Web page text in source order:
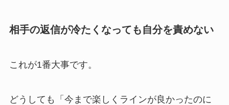
相手の返信が冷たくなっても自分を責めない
これが1番大事です。
どうしても「今まで楽しくラインが良かったのに